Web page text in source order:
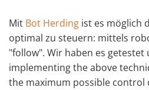
Mit Bot Herding ist es möglich
optimal zu steuern: mittels
"follow". Wir haben es
implementing the above
the maximum possible control